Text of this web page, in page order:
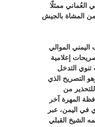
العُماني ممثلًا
من المشاة بالجيش
الموالي
إعلامية
التدخل
التصريح الذي
من
المهرة آخر
في اليمن، عبر
الشيخ القبلي